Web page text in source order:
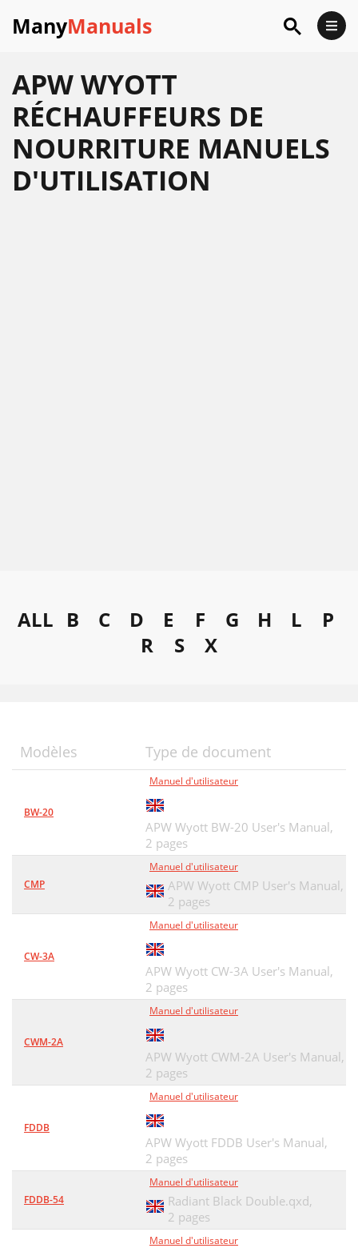
ManyManuals
APW WYOTT
RÉCHAUFFEURS DE
NOURRITURE MANUELS
D'UTILISATION
ALL B C D E F G H L
P
R
S X
Modèles Type de document
BW-20
Manuel d'utilisateur
APW Wyott BW-20 User's Manual,
2 pages
CMP
Manuel d'utilisateur
APW Wyott CMP User's Manual,
2 pages
CW-3A
Manuel d'utilisateur
APW Wyott CW-3A User's Manual,
2 pages
CWM-2A
Manuel d'utilisateur
APW Wyott CWM-2A User's Manual,
2 pages
FDDB
Manuel d'utilisateur
APW Wyott FDDB User's Manual,
2 pages
FDDB-54
Manuel d'utilisateur
Radiant Black Double.qxd,
2 pages
Manuel d'utilisateur